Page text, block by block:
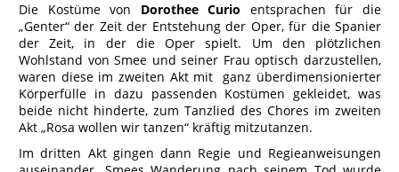
Die Kostüme von Dorothee Curio entsprachen für die
„Genter“ der Zeit der Entstehung der Oper, für die Spanier
der Zeit, in der die Oper spielt. Um den plötzlichen
Wohlstand von Smee und seiner Frau optisch darzustellen,
waren diese im zweiten Akt mit ganz überdimensionierter
Körperfülle in dazu passenden Kostümen gekleidet, was
beide nicht hinderte, zum Tanzlied des Chores im zweiten
Akt „Rosa wollen wir tanzen“ kräftig mitzutanzen.
Im dritten Akt gingen dann Regie und Regieanweisungen